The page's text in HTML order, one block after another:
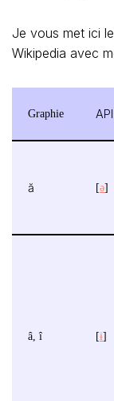
Je vous met ici
Wikipedia avec
Graphie API
ă [ə]
â, î [ɨ]